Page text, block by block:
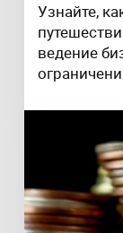
Узнайте,
ведение